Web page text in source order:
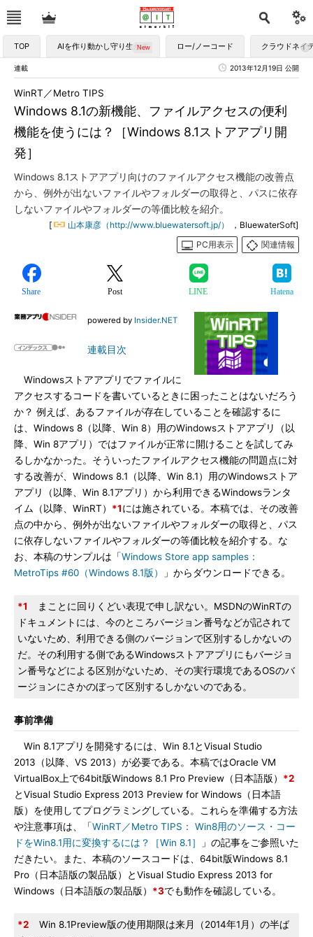
TOP AIを作り動かし守り生かす ロー/ノーコード クラウドネイ
連載 2013年12月19日 公開
Windows 8.1の新機能、ファイルアクセスの便利
機能を使うには？［Windows 8.1ストアアプリ開
発］
WinRT／Metro TIPS
Windows 8.1ストアアプリ向けのファイルアクセス機能の改善点
から、例外が出ないファイルやフォルダーの取得と、パスに依存
しないファイルやフォルダーの等価比較を紹介。
[ 山本康彦（http://www.bluewatersoft.jp/）
，BluewaterSoft]
PC用表示
関連情報
Share Post LINE Hatena
powered by Insider.NET
連載目次
Windowsストアアプリでファイルに
アクセスするコードを書いているときに困ったことはないだろう
か？ 例えば、あるファイルが存在していることを確認するに
は、Windows 8（以降、Win 8）用のWindowsストアアプリ（以
降、Win 8アプリ）ではファイルが正常に開けることを試してみ
るしかなかった。そういったファイルアクセス機能の問題点に対
する改善が、Windows 8.1（以降、Win 8.1）用のWindowsストア
アプリ（以降、Win 8.1アプリ）から利用できるWindowsランタ
イム（以降、WinRT） *1には施されている。本稿では、その改善
点の中から、例外が出ないファイルやフォルダーの取得と、パス
に依存しないファイルやフォルダーの等価比較を紹介する。な
お、本稿のサンプルは「Windows Store app samples：
MetroTips #60（Windows 8.1版）
」からダウンロードできる。
*1
まことに回りくどい表現で申し訳ない。MSDNのWinRTの
ドキュメントには、今のところバージョン番号などが記されて
いないため、利用できる側のバージョンで区別するしかないの
だ。その利用する側であるWindowsストアアプリにもバージョ
ン番号などによる区別がないため、その実行環境であるOSのバ
ージョンにさかのぼって区別するしかないのである。
事前準備
Win 8.1アプリを開発するには、Win 8.1とVisual Studio
2013（以降、VS 2013）が必要である。本稿ではOracle VM
VirtualBox上で64bit版Windows 8.1 Pro Preview（日本語版） *2
とVisual Studio Express 2013 Preview for Windows（日本語
版）を使用してプログラミングしている。これらを準備する方法
や注意事項は、「WinRT／Metro TIPS： Win8用のソース・コー
ドをWin8.1用に変換するには？［Win 8.1］
」の記事をご参照いた
だきたい。また、本稿のソースコードは、64bit版Windows 8.1
Pro（日本語版の製品版）とVisual Studio Express 2013 for
Windows（日本語版の製品版） *3でも動作を確認している。
*2 Win 8.1Preview版の使用期限は来月（2014年1月）の半ば